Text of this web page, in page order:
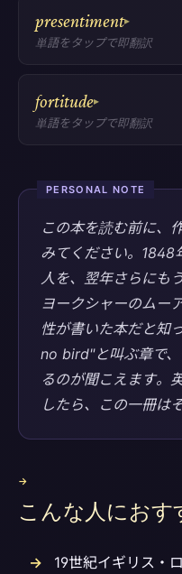
presentiment▸
単語をタップで即翻訳
fortitude▸
単語をタップで即翻訳
PERSONAL NOTE
この本を読む前に、
みてください。1848
人を、翌年さらにも
ヨークシャーのムー
性が書いた本だと知
no bird"と叫ぶ章で
るのが聞こえます。
したら、この一冊は
→
こんな人におす
19世紀イギリス・